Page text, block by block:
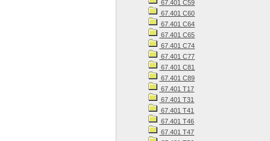
67.401 С59
67.401 С60
67.401 С64
67.401 С65
67.401 С74
67.401 С77
67.401 С81
67.401 С89
67.401 Т17
67.401 Т31
67.401 Т41
67.401 Т46
67.401 Т47